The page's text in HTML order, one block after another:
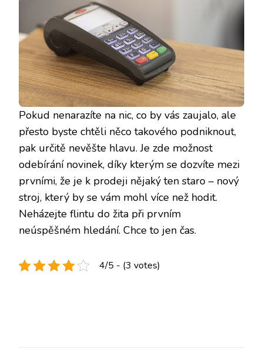
Pokud nenarazíte na nic, co by vás zaujalo, ale
přesto byste chtěli něco takového podniknout,
pak určitě nevěšte hlavu. Je zde možnost
odebírání novinek, díky kterým se dozvíte mezi
prvními, že je k prodeji nějaký ten staro – nový
stroj, který by se vám mohl více než hodit.
Neházejte flintu do žita při prvním
neúspěšném hledání. Chce to jen čas.
4/5 - (3 votes)